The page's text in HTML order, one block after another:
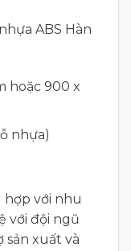
ABS Hàn
hoặc 900 x
nhựa)
với nhu
với đội ngũ
sản xuất và